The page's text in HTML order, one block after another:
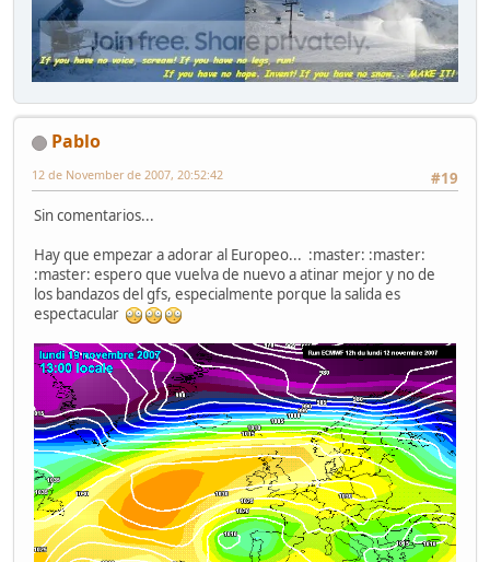
Pablo
#19
12 de November de 2007, 20:52:42
Sin comentarios...
Hay que empezar a adorar al Europeo... :master: :master:
:master: espero que vuelva de nuevo a atinar mejor y no de
los bandazos del gfs, especialmente porque la salida es
espectacular